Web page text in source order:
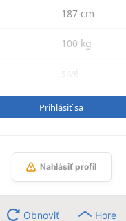
187 cm
100 kg
sivé
Prihlásiť sa
Nahlásiť profil
Obnoviť Hore